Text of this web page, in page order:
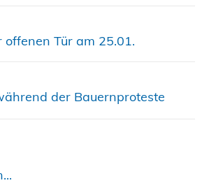
offenen Tür am 25.01.
der Bauernproteste